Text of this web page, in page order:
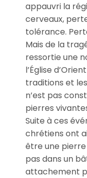
appauvri la
cerveaux,
tolérance.
Mais de la
ressortie une
l’Église
traditions et
n’est pas
pierres
Suite à ces
chrétiens ont
être une pierre
pas dans un
attachement